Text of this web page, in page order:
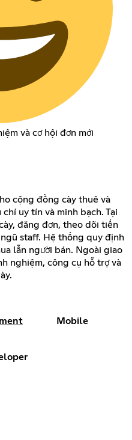
và cơ hội đơn mới
cộng đồng cày thuê và
uy tín và minh bạch. Tại
đăng đơn, theo dõi tiến
staff. Hệ thống quy định
lẫn người bán. Ngoài giao
nghiệm, công cụ hỗ trợ và
Mobile